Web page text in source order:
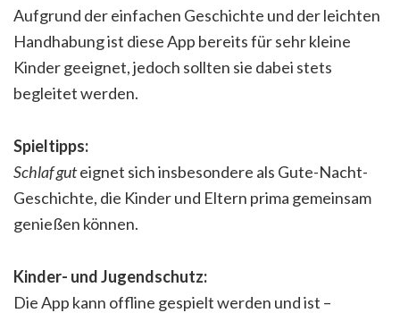
Aufgrund der einfachen Geschichte und der leichten
Handhabung ist diese App bereits für sehr kleine
Kinder geeignet, jedoch sollten sie dabei stets
begleitet werden.
Spieltipps:
Schlaf guteignet sich insbesondere als Gute-Nacht-
Geschichte, die Kinder und Eltern prima gemeinsam
genießen können.
Kinder- und Jugendschutz:
Die App kann offline gespielt werden und ist –